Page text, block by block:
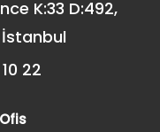
K:33 D:492,
22